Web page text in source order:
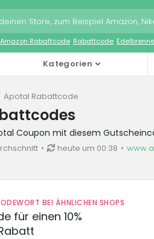
Amazon Rabattcode Rabattcode
Kategorien
Apotal Rabattcode
Coupon mit diesem
heute um 00:38
BEI ÄHNLICHEN SHOPS
für einen 10%